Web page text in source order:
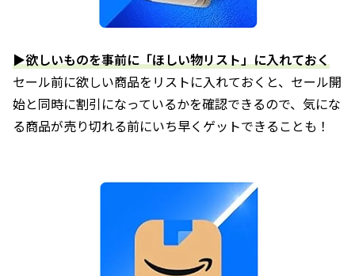
▶欲しいものを事前に「ほしい物リスト」に入れておく
セール前に欲しい商品をリストに入れておくと、セール開
始と同時に割引になっているかを確認できるので、気にな
る商品が売り切れる前にいち早くゲットできることも！